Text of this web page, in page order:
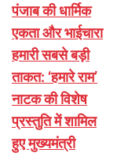
पंजाब की धार्मिक
एकता और भाईचारा
हमारी सबसे बड़ी
ताकत: ‘हमारे राम’
नाटक की विशेष
प्रस्तुति में शामिल
हुए मुख्यमंत्री